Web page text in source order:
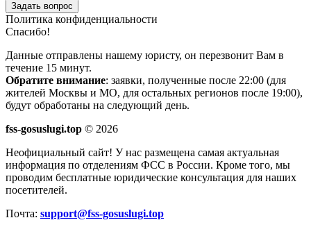
Задать вопрос
Политика конфиденциальности
Спасибо!
Данные отправлены нашему юристу, он перезвонит Вам в
течение 15 минут.
Обратите внимание: заявки, полученные после 22:00 (для
жителей Москвы и МО, для остальных регионов после 19:00),
будут обработаны на следующий день.
fss-gosuslugi.top © 2026
Неофициальный сайт! У нас размещена самая актуальная
информация по отделениям ФСС в России. Кроме того, мы
проводим бесплатные юридические консультация для наших
посетителей.
Почта: support@fss-gosuslugi.top